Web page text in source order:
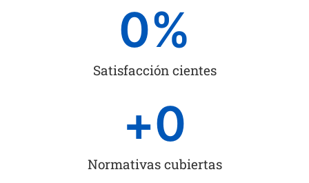
Satisfacción cientes
0%
Normativas cubiertas
+0